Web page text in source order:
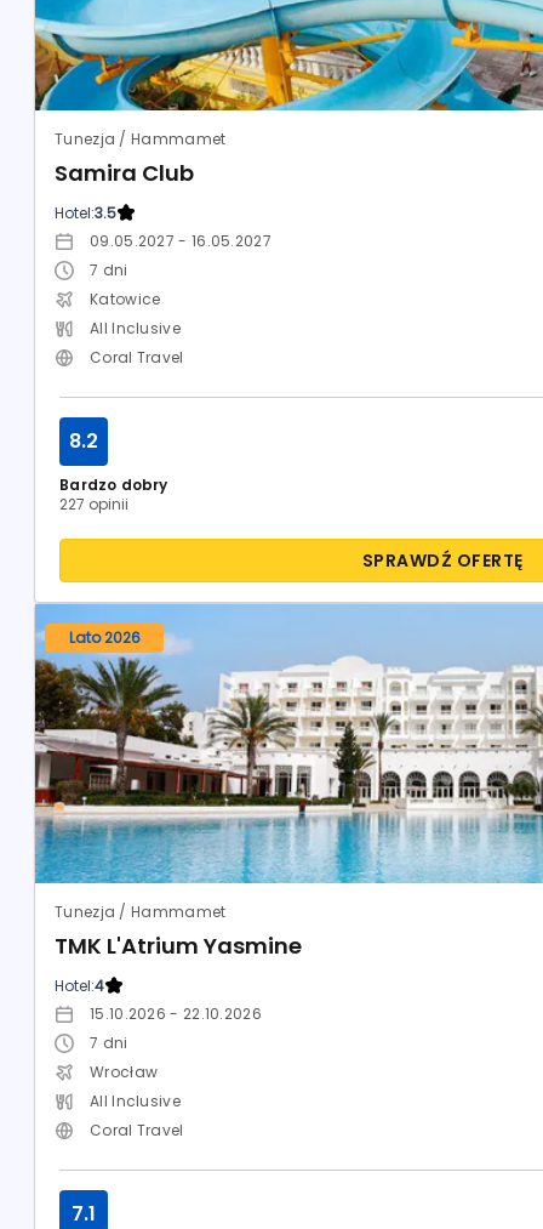
Tunezja / Hammamet
Samira Club
Hotel:3.5
09.05.2027 - 16.05.2027
7 dni
Katowice
All Inclusive
Coral Travel
Bardzo dobry
227 opinii
8.2
SPRAWDŹ OFERTĘ
Lato 2026
Tunezja / Hammamet
TMK L'Atrium Yasmine
Hotel:4
15.10.2026 - 22.10.2026
7 dni
Wrocław
All Inclusive
Coral Travel
7.1